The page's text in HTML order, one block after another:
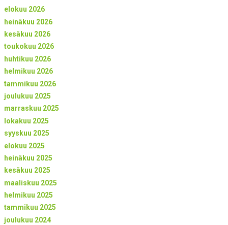
elokuu 2026
heinäkuu 2026
kesäkuu 2026
toukokuu 2026
huhtikuu 2026
helmikuu 2026
tammikuu 2026
joulukuu 2025
marraskuu 2025
lokakuu 2025
syyskuu 2025
elokuu 2025
heinäkuu 2025
kesäkuu 2025
maaliskuu 2025
helmikuu 2025
tammikuu 2025
joulukuu 2024